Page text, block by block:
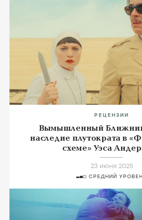
РЕЦЕНЗИИ
Вымышленный
наследие плутократа в
схеме» Уэса
23 июня 2025
СРЕДНИЙ